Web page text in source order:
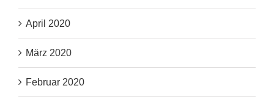
April 2020
März 2020
Februar 2020